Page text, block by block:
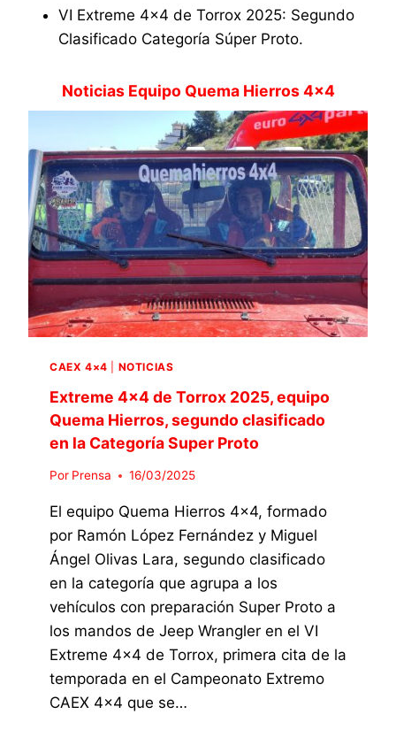
VI Extreme 4×4 de Torrox 2025: Segundo
Clasificado Categoría Súper Proto.
Noticias Equipo Quema Hierros 4×4
CAEX 4×4 NOTICIAS
Extreme 4×4 de Torrox 2025, equipo
Quema Hierros, segundo clasificado
en la Categoría Super Proto
Por Prensa 16/03/2025
El equipo Quema Hierros 4×4, formado
por Ramón López Fernández y Miguel
Ángel Olivas Lara, segundo clasificado
en la categoría que agrupa a los
vehículos con preparación Super Proto a
los mandos de Jeep Wrangler en el VI
Extreme 4×4 de Torrox, primera cita de la
temporada en el Campeonato Extremo
CAEX 4×4 que se…